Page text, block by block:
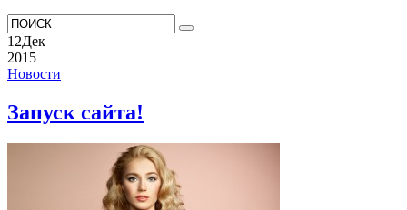
12Дек
2015
Новости
Запуск сайта!